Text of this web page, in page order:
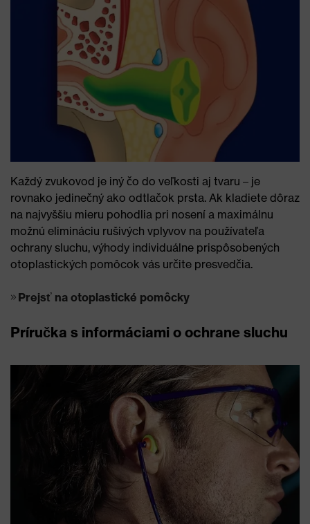
Každý zvukovod je iný čo do veľkosti aj tvaru – je
rovnako jedinečný ako odtlačok prsta. Ak kladiete dôraz
na najvyššiu mieru pohodlia pri nosení a maximálnu
možnú elimináciu rušivých vplyvov na používateľa
ochrany sluchu, výhody individuálne prispôsobených
otoplastických pomôcok vás určite presvedčia.
Prejsť na otoplastické pomôcky
Príručka s informáciami o ochrane sluchu